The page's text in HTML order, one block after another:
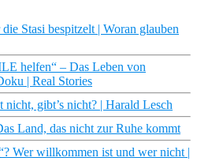
Stasi bespitzelt | Woran glauben
helfen“ – Das Leben von
| Real Stories
nicht, gibt’s nicht? | Harald Lesch
Land, das nicht zur Ruhe kommt
Wer willkommen ist und wer nicht |